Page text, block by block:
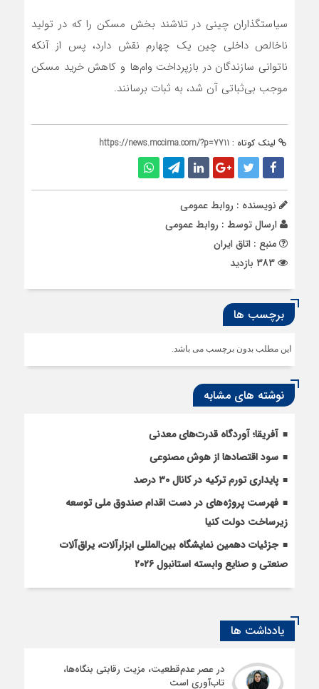
سیاستگذاران چینی در تلاشند بخش مسکن را که در تولید
ناخالص داخلی چین یک چهارم نقش دارد، پس از آنکه
ناتوانی سازندگان در بازپرداخت وام‌ها و کاهش خرید مسکن
موجب بی‌ثباتی آن شد، به ثبات برسانند.
لینک کوتاه : https://news.mccima.com/?p=7711
نویسنده : روابط عمومی
ارسال توسط : روابط عمومی
منبع : اتاق ایران
برچسب ها
این مطلب بدون برچسب می باشد.
نوشته های مشابه
آفریقا؛ آوردگاه قدرت‌های معدنی
سود اقتصاد‌ها از هوش مصنوعی
پایداری تورم ترکیه در کانال ۳۰ درصد
فهرست پروژه‌های در دست اقدام صندوق ملی توسعه
زیرساخت دولت کنیا
جزئیات دهمین نمایشگاه بین‌المللی ابزارآلات، یراق‌آلات
صنعتی و صنایع وابسته استانبول ۲۰۲۶
یادداشت ها
در عصر عدم‌قطعیت، مزیت رقابتی بنگاه‌ها،
تاب‌آوری است